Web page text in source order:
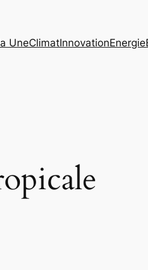
UneClimatInnovationEnergie